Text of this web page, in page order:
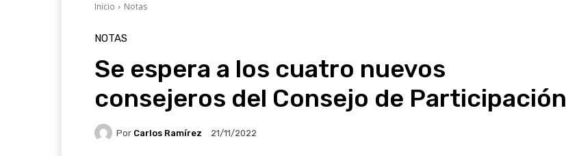
Inicio Notas
NOTAS
Se espera a los cuatro nuevos
consejeros del Consejo de Participación
Por Carlos Ramírez 21/11/2022